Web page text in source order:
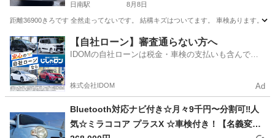
日南駅 8月8日
距離36900きろです 全然走ってないです。 結構キズはついてます。 車検あります。
宮崎 日南市 日南駅 ハイゼット
【自社ローン】審査通らない方へ
IDOMの自社ローンは税金・車検の支払いも含んでい
株式会社IDOM Ad
Bluetooth対応ナビ付き☆月々9千円〜分割可‼️人
気☆ミラココア プラスX ☆車検付き！【名義変更